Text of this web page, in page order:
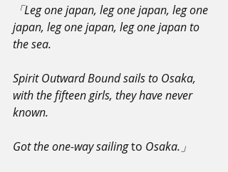
「Leg one japan, leg one japan, leg one
japan, leg one japan, leg one japan to
the sea.
Spirit Outward Bound sails to Osaka,
with the fifteen girls, they have never
known.
Got the one-way sailing to Osaka.」